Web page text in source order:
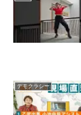
デモクラシー